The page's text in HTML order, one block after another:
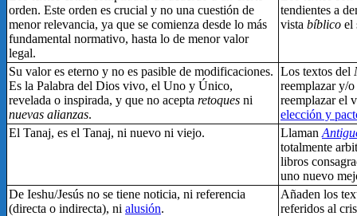
orden. Este orden es crucial y no una cuestión de
menor relevancia, ya que se comienza desde lo más
fundamental normativo, hasta lo de menor valor
legal.
tendientes a
vista bíblico el
Su valor es eterno y no es pasible de modificaciones.
Es la Palabra del Dios vivo, el Uno y Único,
revelada o inspirada, y que no acepta retoques ni
nuevas alianzas.
Los textos del
reemplazar y/o
reemplazar el
elección y
El Tanaj, es el Tanaj, ni nuevo ni viejo.
Llaman
totalmente
libros
uno nuevo
De Ieshu/Jesús no se tiene noticia, ni referencia
(directa o indirecta), ni alusión.
Añaden los
referidos al